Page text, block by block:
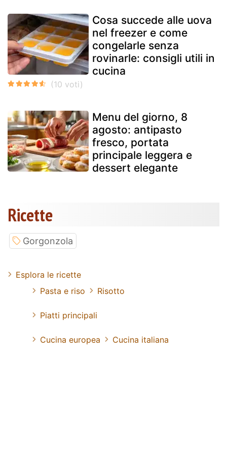
Cosa succede alle uova
nel freezer e come
congelarle senza
rovinarle: consigli utili in
cucina
Menu del giorno, 8
agosto: antipasto
fresco, portata
principale leggera e
dessert elegante
Ricette
Gorgonzola
Esplora le ricette
Pasta e riso
Risotto
Piatti principali
Cucina europea Cucina italiana